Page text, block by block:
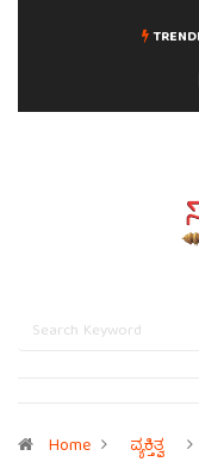
Home ವ್ಯಕ್ತಿತ್ವ